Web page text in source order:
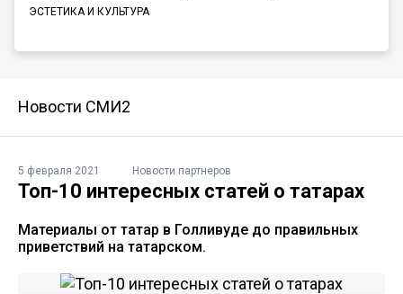
ЭСТЕТИКА И КУЛЬТУРА
Новости СМИ2
5 февраля 2021 Новости партнеров
Топ-10 интересных статей о татарах
Материалы от татар в Голливуде до правильных
приветствий на татарском.